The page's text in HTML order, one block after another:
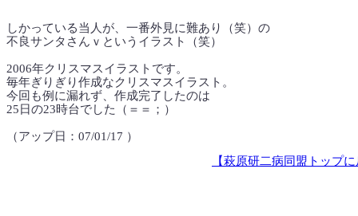
しかっている当人が、一番外見に難あり（笑）の
不良サンタさんｖというイラスト（笑）
2006年クリスマスイラストです。
毎年ぎりぎり作成なクリスマスイラスト。
今回も例に漏れず、作成完了したのは
25日の23時台でした（＝＝；）
（アップ日：07/01/17 ）
【萩原研二病同盟トップ